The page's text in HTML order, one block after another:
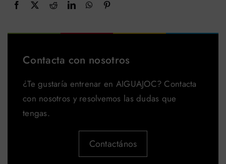
Contacta con nosotros
¿Te gustaría entrenar en AIGUAJOC? Contacta
con nosotros y resolvemos las dudas que
tengas.
Contactános